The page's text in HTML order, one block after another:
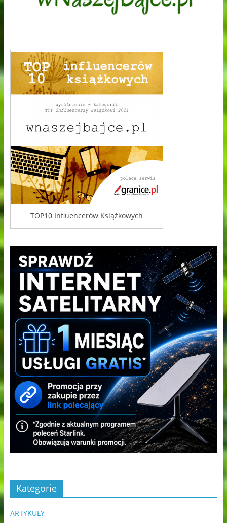
TOP10 Influencerów Książkowych
Kategorie
ARTYKUŁY